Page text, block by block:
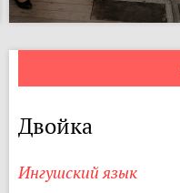
Двойка
Ингушский язык